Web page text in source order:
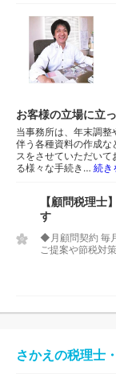
お客様の立場に立
当事務所は、年末調
伴う各種資料の作成な
スをさせていただい
る様々な手続き… 続き
【顧問税理士
す
◆月顧問契約 毎
ご提案や節税対
さかえの税理士